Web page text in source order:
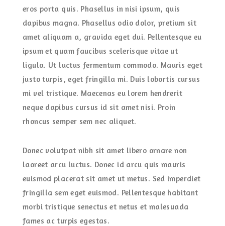
eros porta quis. Phasellus in nisi ipsum, quis
dapibus magna. Phasellus odio dolor, pretium sit
amet aliquam a, gravida eget dui. Pellentesque eu
ipsum et quam faucibus scelerisque vitae ut
ligula. Ut luctus fermentum commodo. Mauris eget
justo turpis, eget fringilla mi. Duis lobortis cursus
mi vel tristique. Maecenas eu lorem hendrerit
neque dapibus cursus id sit amet nisi. Proin
rhoncus semper sem nec aliquet.
Donec volutpat nibh sit amet libero ornare non
laoreet arcu luctus. Donec id arcu quis mauris
euismod placerat sit amet ut metus. Sed imperdiet
fringilla sem eget euismod. Pellentesque habitant
morbi tristique senectus et netus et malesuada
fames ac turpis egestas.